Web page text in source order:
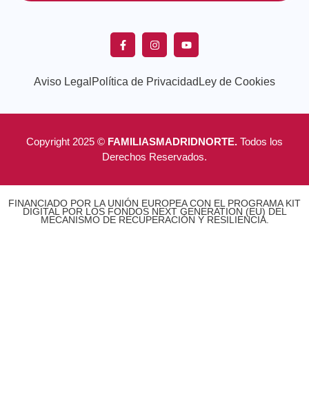
Aviso Legal Política de Privacidad Ley de Cookies
Copyright 2025 © FAMILIASMADRIDNORTE. Todos los
Derechos Reservados.
FINANCIADO POR LA UNIÓN EUROPEA CON EL PROGRAMA KIT
DIGITAL POR LOS FONDOS NEXT GENERATION (EU) DEL
MECANISMO DE RECUPERACIÓN Y RESILIENCIA.